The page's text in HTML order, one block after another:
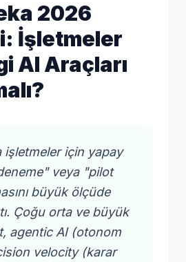
AI Asistan
Teklif Al
2026
İşletmeler
AI Araçları
işletmeler için yapay
veya "pilot
büyük ölçüde
Çoğu orta ve büyük
agentic AI (otonom
velocity (karar